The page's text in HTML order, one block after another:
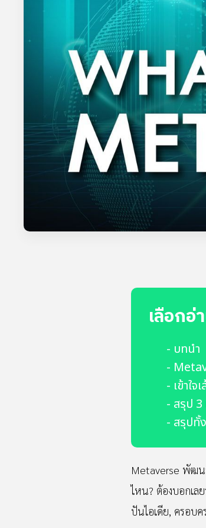
เลือกอ่
- บทนำ
-
- เข้าใ
- สรุป
- สรุปทั้
Metaverse พัฒน
ไหน? ต้องบอกเล
ปันไอเดีย, ครอบค